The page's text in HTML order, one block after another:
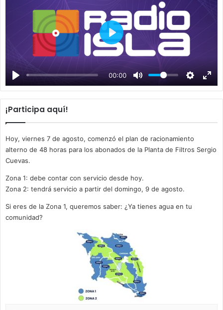
00:00
P
a
y
¡Participa aquí!
Hoy, viernes 7 de agosto, comenzó el plan de racionamiento
alterno de 48 horas para los abonados de la Planta de Filtros Sergio
Cuevas.
Zona 1: debe contar con servicio desde hoy.
Zona 2: tendrá servicio a partir del domingo, 9 de agosto.
Si eres de la Zona 1, queremos saber: ¿Ya tienes agua en tu
comunidad?